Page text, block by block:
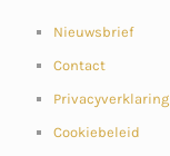
Nieuwsbrief
Contact
Privacyverklaring
Cookiebeleid